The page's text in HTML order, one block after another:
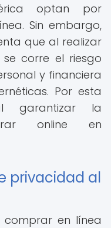
optan por
Sin embargo,
que al realizar
se corre el riesgo
y financiera
Por esta
garantizar la
online en
privacidad al
en línea